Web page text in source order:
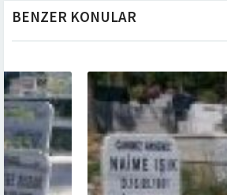
BENZER KONULAR